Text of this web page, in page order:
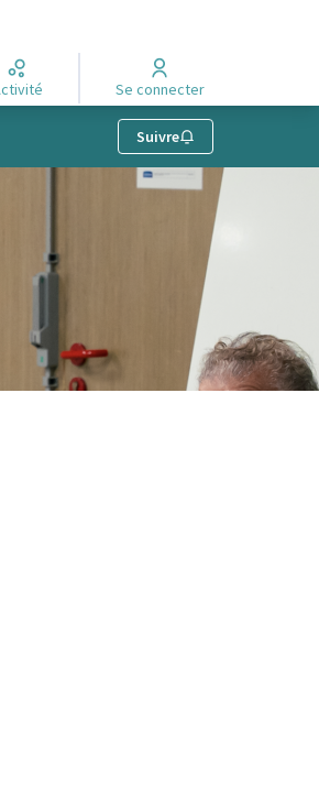
Activité Se connecter
Suivre